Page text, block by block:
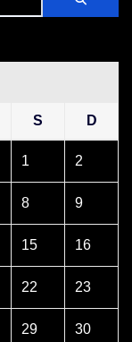
S D
1 2
8 9
15 16
22 23
29 30